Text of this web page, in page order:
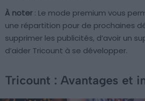
À noter : Le mode premium vous
une répartition pour de prochaines
supprimer les publicités, d’avoir un
d’aider Tricount à se développer.
Tricount : Avantages et